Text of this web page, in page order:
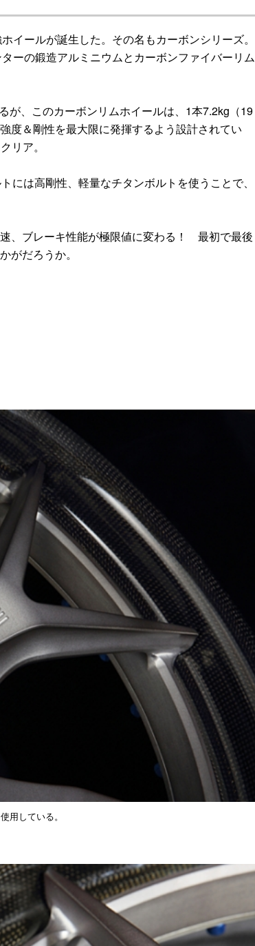
ールが誕生した。その名もカーボンシリーズ。
ーの鍛造アルミニウムとカーボンファイバーリム
、このカーボンリムホイールは、1本7.2kg（19
度＆剛性を最大限に発揮するよう設計されてい
リア。
は高剛性、軽量なチタンボルトを使うことで、
、ブレーキ性能が極限値に変わる！ 最初で最後
がだろうか。
用している。